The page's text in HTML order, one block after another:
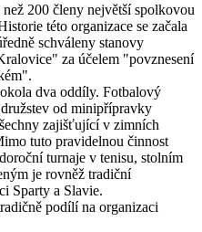
200 členy největší spolkovou
této organizace se začala
schváleny stanovy
za účelem "povznesení
dva oddíly. Fotbalový
od minipřípravky
zajišťující v zimních
tuto pravidelnou činnost
turnaje v tenisu, stolním
je rovněž tradiční
Sparty a Slavie.
podílí na organizaci